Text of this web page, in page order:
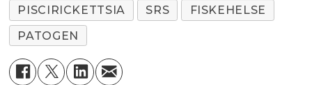
PISCIRICKETTSIA SRS
FISKEHELSE
PATOGEN